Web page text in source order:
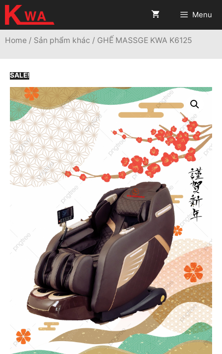
Menu
Home / Sản phẩm khác / GHẾ MASSGE KWA K6125
SALE!